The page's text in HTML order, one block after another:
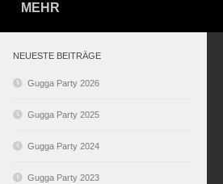
MEHR
NEUESTE BEITRÄGE
Gugga Party 2026
Gugga Party 2025
Gugga Party 2024
Gugga Party 2023